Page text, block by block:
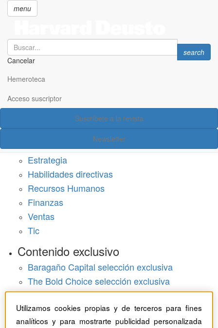
principal
menu
Search
Cancelar
Search
search
Hemeroteca
Acceso suscriptor
Suscríbete a la revista
Newsletter
Acceso suscriptor
Estrategia
Habilidades directivas
Recursos Humanos
Finanzas
Ventas
Tic
Contenido exclusivo
Baragaño Capital selección exclusiva
The Bold Choice selección exclusiva
Top Employers selección exclusiva
Hemeroteca
Utilizamos cookies propias y de terceros para fines
analíticos y para mostrarte publicidad personalizada